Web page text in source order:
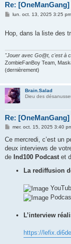
Re:
M
s
a
lun. oct. 13, 2025 3:25 pm
Hop, dans la liste des
"Jouer avec Go@t, c'est à
ZombieFanBoy Team,
(dernièrement)
Brain.Salad
Dieu des
Re:
M
s
a
g
mer. oct. 15, 2025 3:40
Ce mercredi, c’est un
deux interviews de
de Ind100 Podcastet
La rediffusion
L’interview
https://